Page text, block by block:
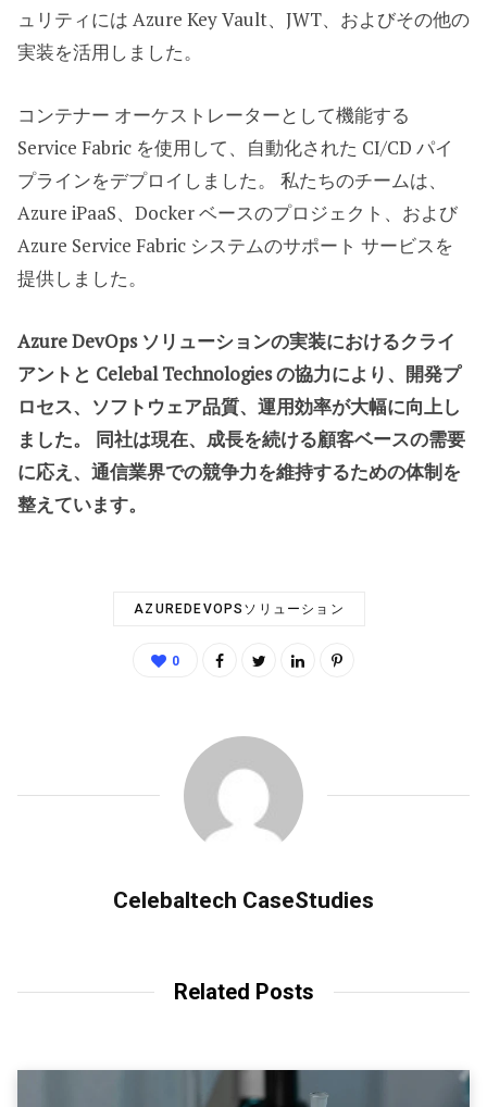
ュリティには Azure Key Vault、JWT、およびその他の
実装を活用しました。
コンテナー オーケストレーターとして機能する
Service Fabric を使用して、自動化された CI/CD パイ
プラインをデプロイしました。 私たちのチームは、
Azure iPaaS、Docker ベースのプロジェクト、および
Azure Service Fabric システムのサポート サービスを
提供しました。
Azure DevOps ソリューションの実装におけるクライ
アントと Celebal Technologies の協力により、開発プ
ロセス、ソフトウェア品質、運用効率が大幅に向上し
ました。 同社は現在、成長を続ける顧客ベースの需要
に応え、通信業界での競争力を維持するための体制を
整えています。
AZUREDEVOPSソリューション
0
Celebaltech CaseStudies
Related Posts